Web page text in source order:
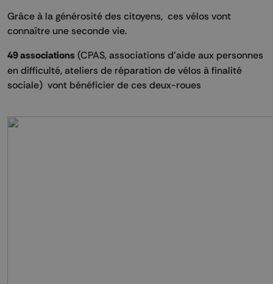
Grâce à la générosité des citoyens, ces vélos vont
connaître une seconde vie.
49 associations (CPAS, associations d'aide aux personnes
en difficulté, ateliers de réparation de vélos à finalité
sociale) vont bénéficier de ces deux-roues